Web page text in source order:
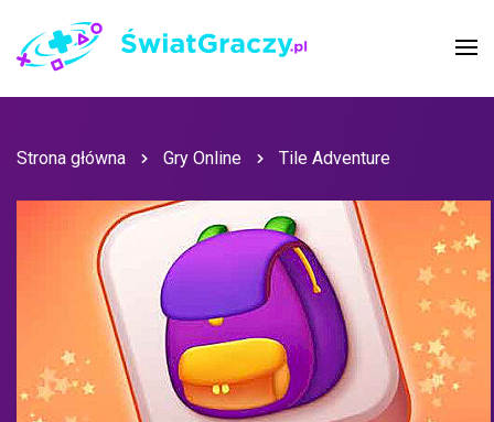
Strona główna Gry Online Tile Adventure